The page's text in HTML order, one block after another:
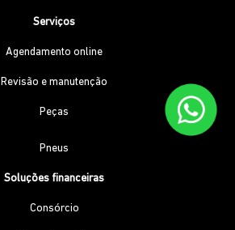
Serviços
Agendamento online
Revisão e manutenção
Peças
Pneus
Soluções financeiras
Consórcio